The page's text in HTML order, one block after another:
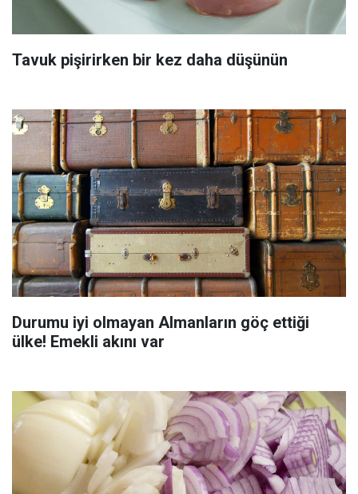
Tavuk pişirirken bir kez daha düşünün
Durumu iyi olmayan Almanların göç ettiği
ülke! Emekli akını var